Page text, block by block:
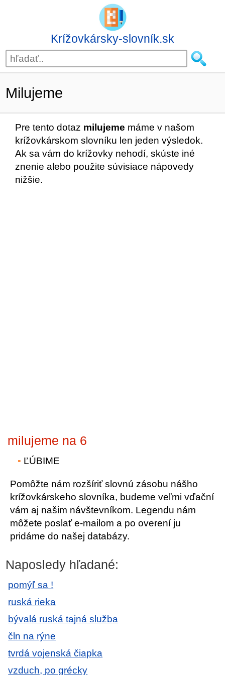
Krížovkársky-slovník.sk
Milujeme
Pre tento dotaz milujeme máme v našom
krížovkárskom slovníku len jeden výsledok.
Ak sa vám do krížovky nehodí, skúste iné
znenie alebo použite súvisiace nápovedy
nižšie.
milujeme na 6
ĽÚBIME
Pomôžte nám rozšíriť slovnú zásobu nášho
krížovkárskeho slovníka, budeme veľmi vďační
vám aj našim návštevníkom. Legendu nám
môžete poslať e-mailom a po overení ju
pridáme do našej databázy.
Naposledy hľadané:
pomýľ sa !
ruská rieka
bývalá ruská tajná služba
čln na rýne
tvrdá vojenská čiapka
vzduch, po grécky